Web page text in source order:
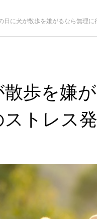
日に犬が散歩を嫌がるなら無理
歩を嫌
トレス